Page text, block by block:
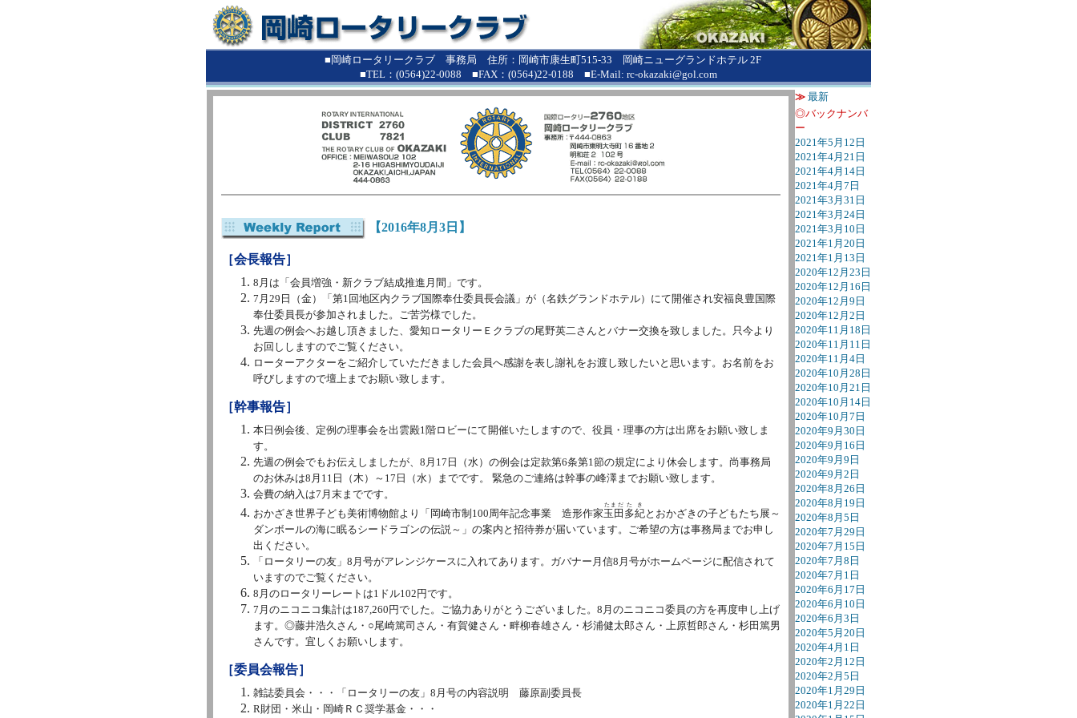
■岡崎ロータリークラブ 事務局 住所：岡崎市康生町515-33 岡崎ニューグランドホテル 2F
■TEL：(0564)22-0088 ■FAX：(0564)22-0188 ■E-Mail: rc-okazaki@gol.com
【2016年8月3日】
［会長報告］
8月は「会員増強・新クラブ結成推進月間」です。
7月29日（金）「第1回地区内クラブ国際奉仕委員長会議」が（名鉄グランドホテル）にて開催され安福良豊国際
奉仕委員長が参加されました。ご苦労様でした。
先週の例会へお越し頂きました、愛知ロータリーＥクラブの尾野英二さんとバナー交換を致しました。只今より
お回ししますのでご覧ください。
ローターアクターをご紹介していただきました会員へ感謝を表し謝礼をお渡し致したいと思います。お名前をお
呼びしますので壇上までお願い致します。
［幹事報告］
本日例会後、定例の理事会を出雲殿1階ロビーにて開催いたしますので、役員・理事の方は出席をお願い致しま
す。
先週の例会でもお伝えしましたが、8月17日（水）の例会は定款第6条第1節の規定により休会します。尚事務局
のお休みは8月11日（木）～17日（水）までです。 緊急のご連絡は幹事の峰澤までお願い致します。
会費の納入は7月末までです。
おかざき世界子ども美術博物館より「岡崎市制100周年記念事業 造形作家玉田
たまだ
多紀
たき
とおかざきの子どもたち展～
ダンボールの海に眠るシードラゴンの伝説～」の案内と招待券が届いています。ご希望の方は事務局までお申し
出ください。
「ロータリーの友」8月号がアレンジケースに入れてあります。ガバナー月信8月号がホームページに配信されて
いますのでご覧ください。
8月のロータリーレートは1ドル102円です。
7月のニコニコ集計は187,260円でした。ご協力ありがとうございました。8月のニコニコ委員の方を再度申し上げ
ます。◎藤井浩久さん・○尾崎篤司さん・有賀健さん・畔柳春雄さん・杉浦健太郎さん・上原哲郎さん・杉田篤男
さんです。宜しくお願いします。
［委員会報告］
雑誌委員会・・・「ロータリーの友」8月号の内容説明 藤原副委員長
R財団・米山・岡崎ＲＣ奨学基金・・・
≫ 最新
◎バックナンバ
ー
2021年5月12日
2021年4月21日
2021年4月14日
2021年4月7日
2021年3月31日
2021年3月24日
2021年3月10日
2021年1月20日
2021年1月13日
2020年12月23日
2020年12月16日
2020年12月9日
2020年12月2日
2020年11月18日
2020年11月11日
2020年11月4日
2020年10月28日
2020年10月21日
2020年10月14日
2020年10月7日
2020年9月30日
2020年9月16日
2020年9月9日
2020年9月2日
2020年8月26日
2020年8月19日
2020年8月5日
2020年7月29日
2020年7月15日
2020年7月8日
2020年7月1日
2020年6月17日
2020年6月10日
2020年6月3日
2020年5月20日
2020年4月1日
2020年2月12日
2020年2月5日
2020年1月29日
2020年1月22日